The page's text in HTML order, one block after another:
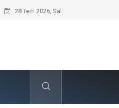
Kauçuk Teknolojisinin Yenilenebilir
28 Tem 2026, Sal